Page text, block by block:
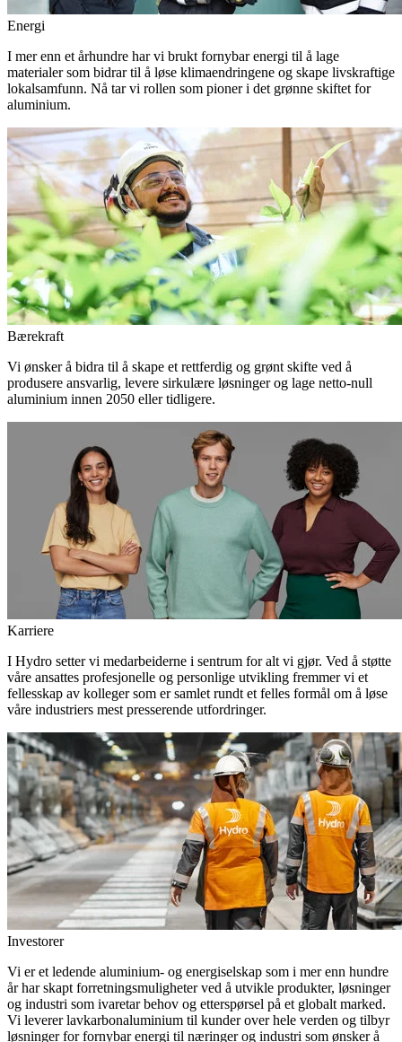
Energi
I mer enn et århundre har vi brukt fornybar energi til å lage
materialer som bidrar til å løse klimaendringene og skape livskraftige
lokalsamfunn. Nå tar vi rollen som pioner i det grønne skiftet for
aluminium.
Bærekraft
Vi ønsker å bidra til å skape et rettferdig og grønt skifte ved å
produsere ansvarlig, levere sirkulære løsninger og lage netto-null
aluminium innen 2050 eller tidligere.
Karriere
I Hydro setter vi medarbeiderne i sentrum for alt vi gjør. Ved å støtte
våre ansattes profesjonelle og personlige utvikling fremmer vi et
fellesskap av kolleger som er samlet rundt et felles formål om å løse
våre industriers mest presserende utfordringer.
Investorer
Vi er et ledende aluminium- og energiselskap som i mer enn hundre
år har skapt forretningsmuligheter ved å utvikle produkter, løsninger
og industri som ivaretar behov og etterspørsel på et globalt marked.
Vi leverer lavkarbonaluminium til kunder over hele verden og tilbyr
løsninger for fornybar energi til næringer og industri som ønsker å